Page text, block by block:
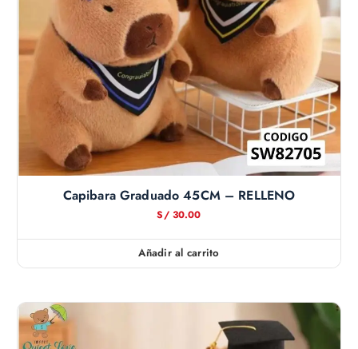
Capibara Graduado 45CM – RELLENO
S/30.00
Añadir al carrito